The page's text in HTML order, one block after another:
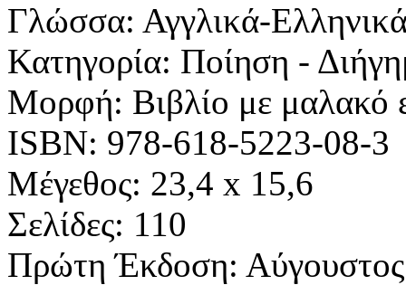
Γλώσσα: Αγγλικά-
Κατηγορία: Ποίηση -
Μορφή: Βιβλίο με μαλακό
ISBN: 978-618-5223-08-3
Μέγεθος: 23,4 x 15,6
Σελίδες: 110
Πρώτη Έκδοση: